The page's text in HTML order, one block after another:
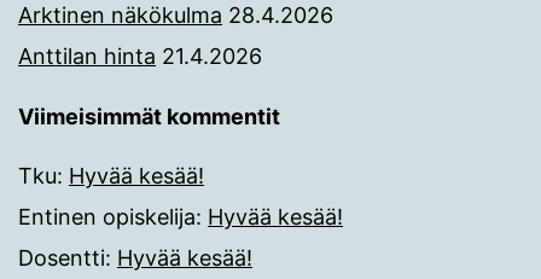
Arktinen näkökulma 28.4.2026
Anttilan hinta 21.4.2026
Viimeisimmät kommentit
Tku: Hyvää kesää!
Entinen opiskelija: Hyvää kesää!
Dosentti: Hyvää kesää!